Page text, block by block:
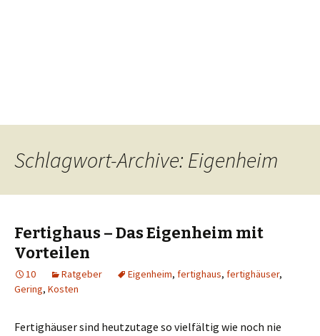
Schlagwort-Archive: Eigenheim
Fertighaus – Das Eigenheim mit
Vorteilen
10 Ratgeber Eigenheim, fertighaus, fertighäuser,
Gering, Kosten
Fertighäuser sind heutzutage so vielfältig wie noch nie